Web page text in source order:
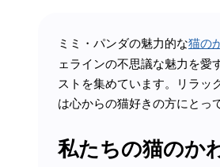
ミミ・パンダの魅力的な猫の
ェラインの不思議な魅力を愛
ストを集めています。リラッ
は心からの猫好きの方にとっ
私たちの猫のか